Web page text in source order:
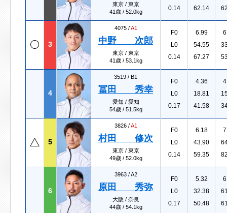
東京 / 東京
41歳 / 52.0kg
0.14
62.14
3
4075 /A1
中野 次郎
東京 / 東京
41歳 / 53.1kg
F0
L0
0.14
6.99
54.55
67.27
4
3519 / B1
冨田 秀幸
愛知 / 愛知
54歳 / 51.5kg
F0
L0
0.17
4.36
18.81
41.58
5
3826 /A1
村田 修次
東京 / 東京
49歳 / 52.0kg
F0
L0
0.14
6.18
43.90
59.35
6
3963 /A2
原田 秀弥
大阪 / 奈良
44歳 / 54.1kg
F0
L0
0.17
5.32
32.38
50.48